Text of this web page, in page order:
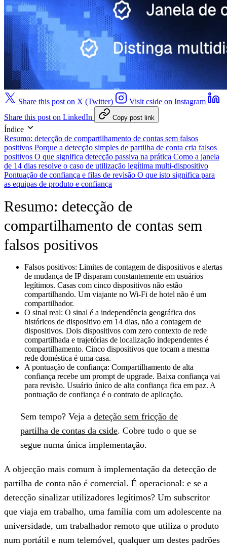
Share this post on X (Twitter)
Visit cside on Instagram
Share this post on LinkedIn
Copy post link
Índice
Resumo: detecção de compartilhamento de contas sem falsos
positivos Porque a detecção simples de partilha de conta cria falsos
positivos O que significa detecção passiva na prática Como a janela
de 14 dias resolve o caso de utilização legítima multi-dispositivo
Pontuação de confiança e filas de revisão O que isto significa para
as equipas de produto e confiança
Resumo: detecção de
compartilhamento de contas sem
falsos positivos
Falsos positivos: Limites de contagem de dispositivos e alertas
de mudança de IP disparam constantemente em usuários
legítimos. Casas com cinco dispositivos não estão
compartilhando. Um viajante no Wi-Fi de hotel não é um
compartilhador.
O sinal real: O sinal é a independência geográfica dos
históricos de dispositivo em 14 dias, não a contagem de
dispositivos. Dois dispositivos com zero contexto de rede
compartilhada e trajetórias de localização independentes é
compartilhamento. Cinco dispositivos que tocam a mesma
rede doméstica é uma casa.
A pontuação de confiança: Compartilhamento de alta
confiança recebe um prompt de upgrade. Baixa confiança vai
para revisão. Usuário único de alta confiança fica em paz. A
pontuação de confiança é o contrato de aplicação.
Sem tempo? Veja a deteção sem fricção de
partilha de contas da cside. Cobre tudo o que se
segue numa única implementação.
A objecção mais comum à implementação da detecção de
partilha de conta não é comercial. É operacional: e se a
detecção sinalizar utilizadores legítimos? Um subscritor
que viaja em trabalho, uma família com um adolescente na
universidade, um trabalhador remoto que utiliza o produto
num portátil e num telemóvel, qualquer um destes padrões